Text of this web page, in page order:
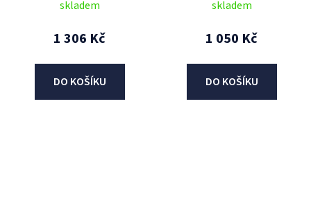
skladem
1 306 Kč
DO KOŠÍKU
skladem
1 050 Kč
DO KOŠÍKU